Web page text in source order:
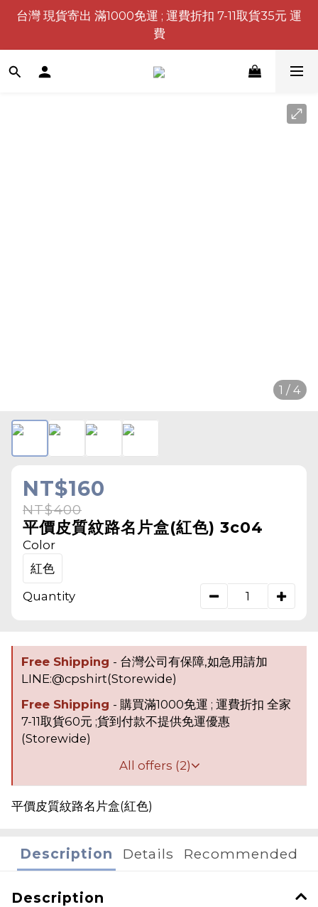
台灣 現貨寄出 滿1000免運 ; 運費折扣 7-11取貨35元 運
費
1 / 4
NT$160
NT$400
平價皮質紋路名片盒(紅色) 3c04
Color
紅色
Quantity
Free Shipping - 台灣公司有保障,如急用請加
LINE:@cpshirt(Storewide)
Free Shipping - 購買滿1000免運 ; 運費折扣 全家
7-11取貨60元 ;貨到付款不提供免運優惠
(Storewide)
All offers (2)
平價皮質紋路名片盒(紅色)
Description Details Recommended
Description